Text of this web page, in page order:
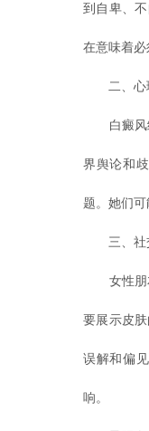
到自卑、
在意味着必
二、心
白癜风给
界舆论和
题。她们可
三、社
女性朋友
要展示皮
误解和偏
响。